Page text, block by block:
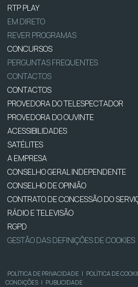
RTP PLAY
EM DIRETO
REVER PROGRAMAS
CONCURSOS
PERGUNTAS FREQUENTES
CONTACTOS
CONTACTOS
PROVEDORA DO TELESPECTADOR
PROVEDORA DO OUVINTE
ACESSIBILIDADES
SATÉLITES
A EMPRESA
CONSELHO GERAL INDEPENDENTE
CONSELHO DE OPINIÃO
CONTRATO DE CONCESSÃO DO
RÁDIO E TELEVISÃO
RGPD
GESTÃO DAS DEFINIÇÕES DE COOKIES
POLÍTICA DE PRIVACIDADE | POLÍTICA DE
CONDIÇÕES | PUBLICIDADE